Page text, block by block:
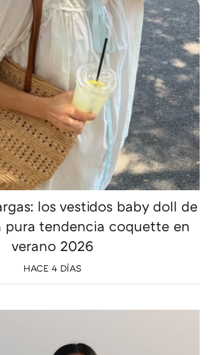
los vestidos baby doll de
pura tendencia coquette en
verano 2026
HACE 4 DÍAS